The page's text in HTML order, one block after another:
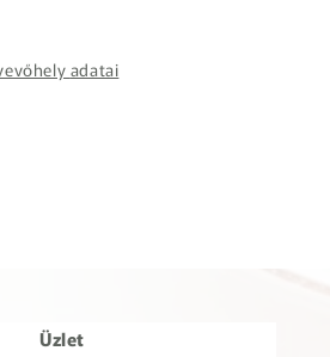
Teakereskedés és átvevőhely adatai
Üzlet